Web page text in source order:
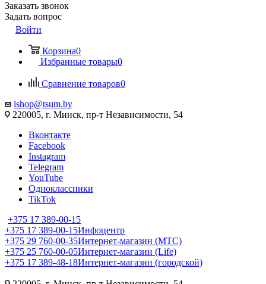
Заказать звонок
Задать вопрос
Войти
Корзина0
Избранные товары0
Сравнение товаров0
ishop@tsum.by
220005, г. Минск, пр-т Независимости, 54
Вконтакте
Facebook
Instagram
Telegram
YouTube
Одноклассники
TikTok
+375 17 389-00-15
+375 17 389-00-15Инфоцентр
+375 29 760-00-35Интернет-магазин (МТС)
+375 25 760-00-05Интернет-магазин (Life)
+375 17 389-48-18Интернет-магазин (городской)